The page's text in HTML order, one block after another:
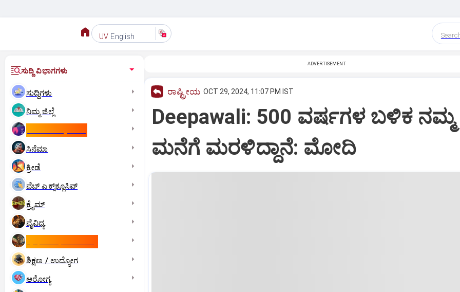
UV English
ಸುದ್ದಿ ವಿಭಾಗಗಳು
ಸುದ್ದಿಗಳು
ನಿಮ್ಮ ಜಿಲ್ಲೆ
ಸಿನೆಮಾ
ಕ್ರೀಡೆ
ವೆಬ್ ಎಕ್ಸ್‌ಕ್ಲೂಸಿವ್
ಕ್ರೈಮ್
ವೈವಿಧ್ಯ
ಶಿಕ್ಷಣ / ಉದ್ಯೋಗ
ಆರೋಗ್ಯ
ADVERTISEMENT
ರಾಷ್ಟ್ರೀಯ OCT 29, 2024, 11:07 PM IST
Deepawali: 500 ವರ್ಷಗಳ ಬಳಿಕ
ಮನೆಗೆ ಮರಳಿದ್ದಾನೆ: ಮೋದಿ